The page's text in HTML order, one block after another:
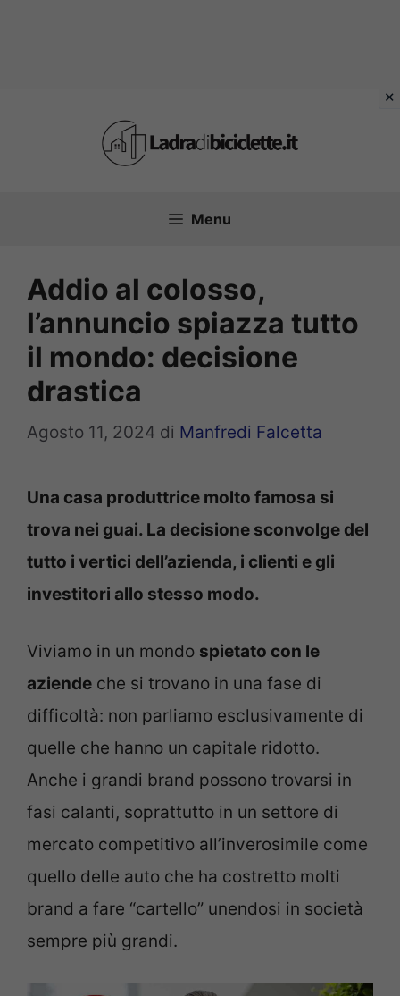
Menu
Addio al colosso,
l’annuncio spiazza tutto
il mondo: decisione
drastica
Agosto 11, 2024 di Manfredi Falcetta
Una casa produttrice molto famosa si
trova nei guai. La decisione sconvolge del
tutto i vertici dell’azienda, i clienti e gli
investitori allo stesso modo.
Viviamo in un mondo spietato con le
aziende che si trovano in una fase di
difficoltà: non parliamo esclusivamente di
quelle che hanno un capitale ridotto.
Anche i grandi brand possono trovarsi in
fasi calanti, soprattutto in un settore di
mercato competitivo all’inverosimile come
quello delle auto che ha costretto molti
brand a fare “cartello” unendosi in società
sempre più grandi.